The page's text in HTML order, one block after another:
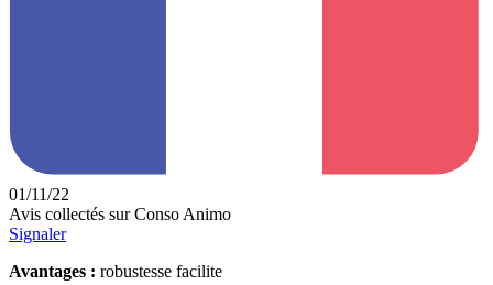
01/11/22
Avis collectés sur Conso Animo
Signaler
Avantages : robustesse facilite